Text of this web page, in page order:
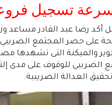
تسجيل
رضا عبد القادر مساعد
على حصر المجتمع الضريبي ،
والميكنة التى تشهدها
الضريبي للوقوف على مدى
العدالة الضريبية.